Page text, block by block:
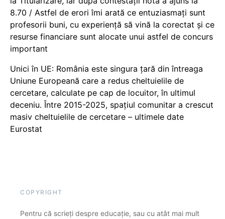
8.70 / Astfel de erori îmi arată ce entuziasmați sunt
profesorii buni, cu experiență să vină la corectat și ce
resurse financiare sunt alocate unui astfel de concurs
important
Unici în UE: România este singura țară din întreaga
Uniune Europeană care a redus cheltuielile de
cercetare, calculate pe cap de locuitor, în ultimul
deceniu. Între 2015-2025, spațiul comunitar a crescut
masiv cheltuielile de cercetare – ultimele date
Eurostat
COPYRIGHT
Pentru că scrieți despre educație, sau cu atât mai mult